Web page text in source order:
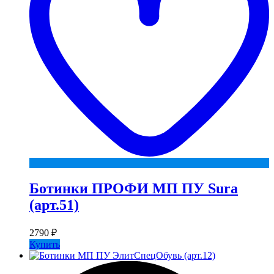
Ботинки ПРОФИ МП ПУ Sura
(арт.51)
2790 ₽
Купить